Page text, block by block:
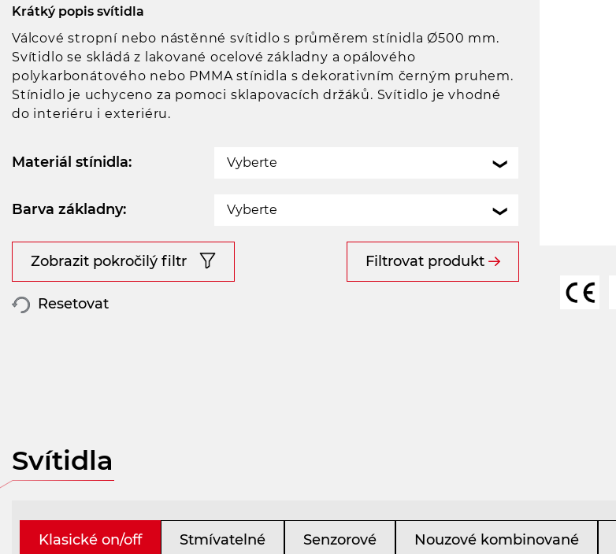
Krátký popis svítidla
Válcové stropní nebo nástěnné svítidlo s průměrem stínidla Ø500 mm.
Svítidlo se skládá z lakované ocelové základny a opálového
polykarbonátového nebo PMMA stínidla s dekorativním černým pruhem.
Stínidlo je uchyceno za pomoci sklapovacích držáků. Svítidlo je vhodné
do interiéru i exteriéru.
Materiál stínidla: Vyberte
Barva základny: Vyberte
Zobrazit pokročilý filtr Filtrovat produkt
Resetovat
Svítidla
Klasické on/off Stmívatelné Senzorové Nouzové kombinované